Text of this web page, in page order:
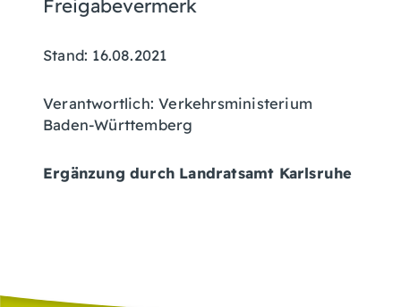
Freigabevermerk
Stand: 16.08.2021
Verantwortlich: Verkehrsministerium
Baden-Württemberg
Ergänzung durch Landratsamt Karlsruhe